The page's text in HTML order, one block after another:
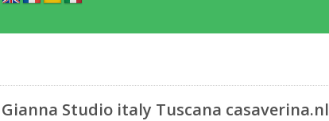
Gianna Studio italy Tuscana casaverina.nl